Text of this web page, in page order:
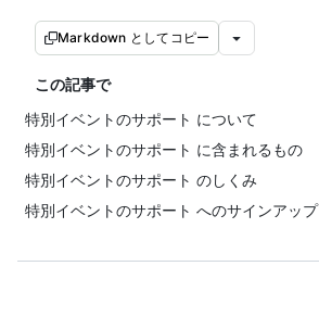
Markdown としてコピー
この記事で
特別イベントのサポート について
特別イベントのサポート に含まれるもの
特別イベントのサポート のしくみ
特別イベントのサポート へのサインアップ